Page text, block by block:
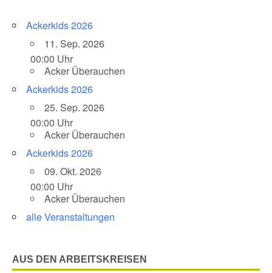
Ackerkids 2026
11. Sep. 2026
00:00 Uhr
Acker Überauchen
Ackerkids 2026
25. Sep. 2026
00:00 Uhr
Acker Überauchen
Ackerkids 2026
09. Okt. 2026
00:00 Uhr
Acker Überauchen
alle Veranstaltungen
AUS DEN ARBEITSKREISEN